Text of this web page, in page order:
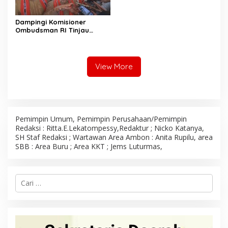
Dampingi Komisioner
Ombudsman RI Tinjau
View More
Pemimpin Umum, Pemimpin Perusahaan/Pemimpin
Redaksi : Ritta.E.Lekatompessy,Redaktur ; Nicko Katanya,
SH Staf Redaksi ; Wartawan Area Ambon : Anita Rupilu, area
SBB : Area Buru ; Area KKT ; Jems Luturmas,
C
u